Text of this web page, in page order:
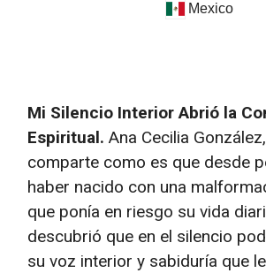
Mexico
Mi Silencio Interior Abrió la
Espiritual. Ana Cecilia
comparte como es que desde
haber nacido con una
que ponía en riesgo su vida
descubrió que en el silencio
su voz interior y sabiduría que